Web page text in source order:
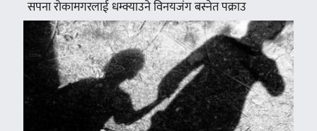
सपना रोकामगरलाई धम्क्याउने विनयजंग बस्नेत पक्राउ